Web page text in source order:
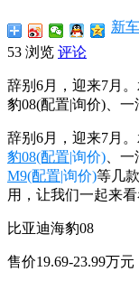
新
53 浏览 评论
辞别6月，迎来7月
豹08(配置|询价)、
辞别6月，迎来7月
豹08(配置|询价) 、
M9(配置|询价)等几
用，让我们一起来看
比亚迪海豹08
售价19.69-23.99万元